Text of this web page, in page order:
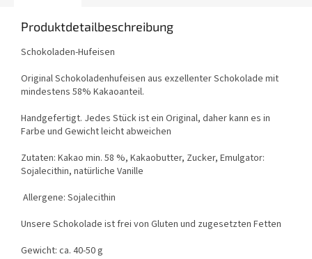
Produktdetailbeschreibung
Schokoladen-Hufeisen
Original Schokoladenhufeisen aus exzellenter Schokolade mit
mindestens 58% Kakaoanteil.
Handgefertigt. Jedes Stück ist ein Original, daher kann es in
Farbe und Gewicht leicht abweichen
Zutaten: Kakao min. 58 %, Kakaobutter, Zucker, Emulgator:
Sojalecithin, natürliche Vanille
Allergene: Sojalecithin
Unsere Schokolade ist frei von Gluten und zugesetzten Fetten
Gewicht: ca. 40-50 g